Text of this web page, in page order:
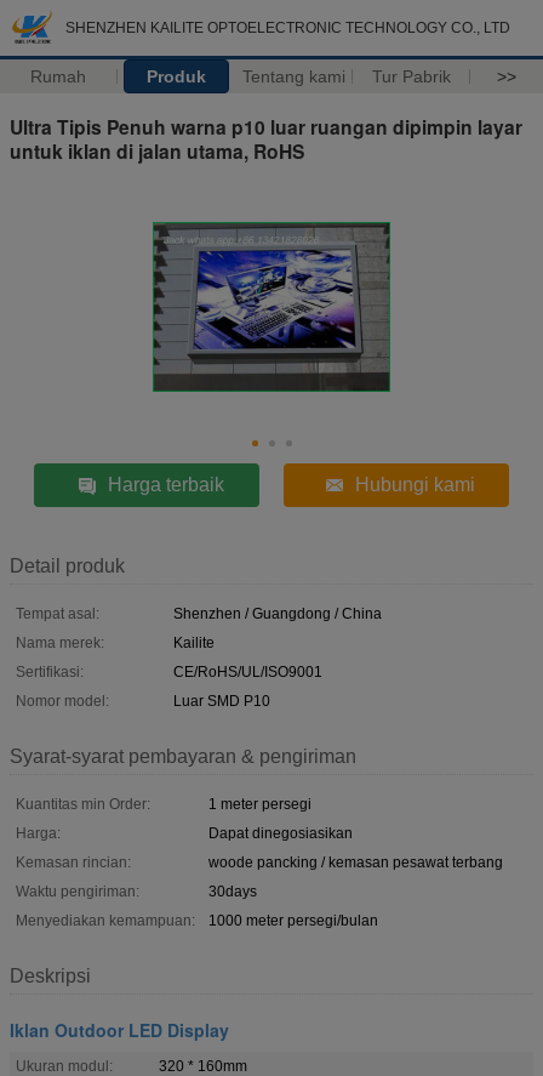
SHENZHEN KAILITE OPTOELECTRONIC TECHNOLOGY CO., LTD
Rumah Produk Tentang kami Tur Pabrik >>
Ultra Tipis Penuh warna p10 luar ruangan dipimpin layar
untuk iklan di jalan utama, RoHS
Harga terbaik Hubungi kami
Detail produk
Tempat asal:
Shenzhen / Guangdong / China
Nama merek:
Kailite
Sertifikasi:
CE/RoHS/UL/ISO9001
Nomor model:
Luar SMD P10
Syarat-syarat pembayaran & pengiriman
Kuantitas min Order:
1 meter persegi
Harga:
Dapat dinegosiasikan
Kemasan rincian:
woode pancking / kemasan pesawat terbang
Waktu pengiriman:
30days
Menyediakan kemampuan:
1000 meter persegi/bulan
Deskripsi
Iklan Outdoor LED Display
Ukuran modul:
320 * 160mm